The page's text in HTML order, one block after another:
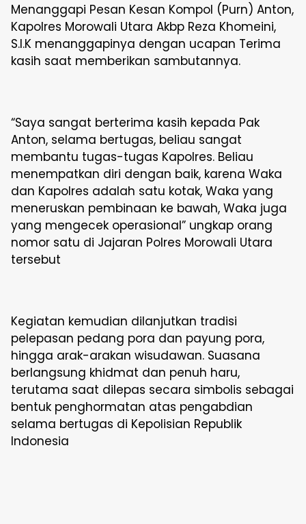
Menanggapi Pesan Kesan Kompol (Purn) Anton,
Kapolres Morowali Utara Akbp Reza Khomeini,
S.I.K menanggapinya dengan ucapan Terima
kasih saat memberikan sambutannya.
“Saya sangat berterima kasih kepada Pak
Anton, selama bertugas, beliau sangat
membantu tugas-tugas Kapolres. Beliau
menempatkan diri dengan baik, karena Waka
dan Kapolres adalah satu kotak, Waka yang
meneruskan pembinaan ke bawah, Waka juga
yang mengecek operasional” ungkap orang
nomor satu di Jajaran Polres Morowali Utara
tersebut
Kegiatan kemudian dilanjutkan tradisi
pelepasan pedang pora dan payung pora,
hingga arak-arakan wisudawan. Suasana
berlangsung khidmat dan penuh haru,
terutama saat dilepas secara simbolis sebagai
bentuk penghormatan atas pengabdian
selama bertugas di Kepolisian Republik
Indonesia